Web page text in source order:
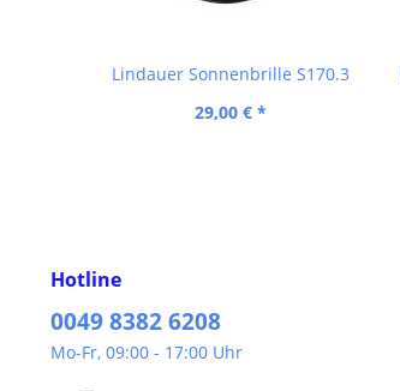
Lindauer Sonnenbrille S170.3
29,00 € *
Hotline
0049 8382 6208
Mo-Fr, 09:00 - 17:00 Uhr